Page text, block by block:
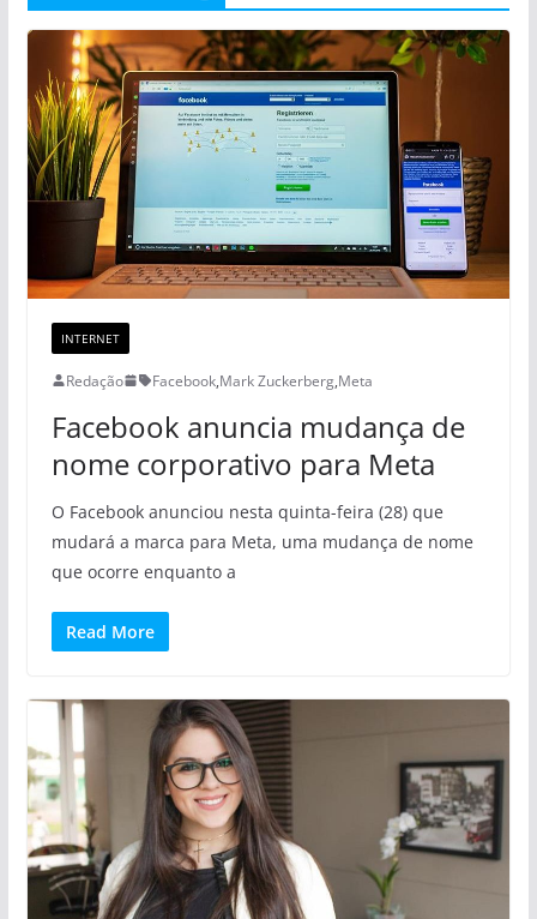
INTERNET
Redação Facebook,Mark Zuckerberg,Meta
Facebook anuncia mudança de
nome corporativo para Meta
O Facebook anunciou nesta quinta-feira (28) que
mudará a marca para Meta, uma mudança de nome
que ocorre enquanto a
Read More